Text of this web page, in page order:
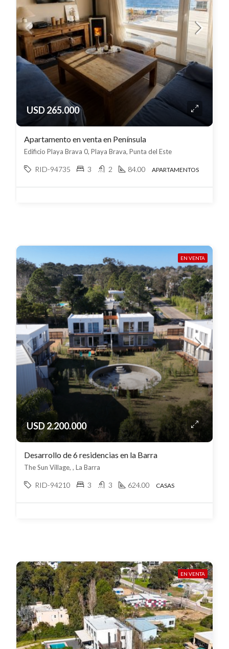
USD 265.000
Apartamento en venta en Península
Edificio Playa Brava 0, Playa Brava, Punta del Este
RID-94735 3 2 84.00 APARTAMENTOS
EN VENTA
USD 2.200.000
Desarrollo de 6 residencias en la Barra
The Sun Village, , La Barra
RID-94210 3 3 624.00 CASAS
EN VENTA